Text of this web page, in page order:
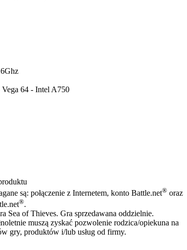
64 - Intel A750
są: połączenie z Internetem, konto Battle.net® oraz
®.
Sea of Thieves. Gra sprzedawana oddzielnie.
muszą zyskać pozwolenie rodzica/opiekuna na
gry, produktów i/lub usług od firmy.